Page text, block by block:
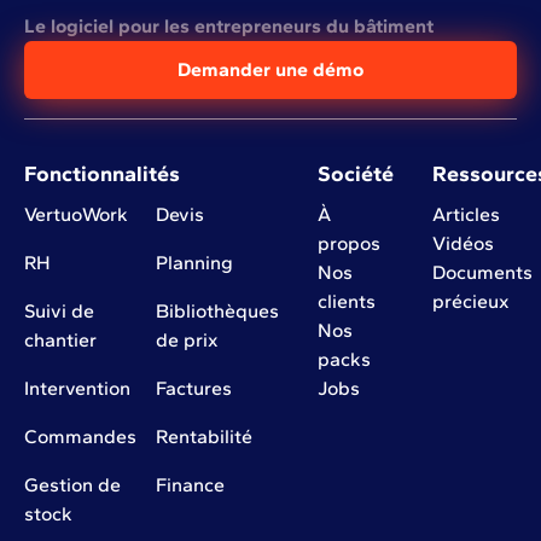
Le logiciel pour les entrepreneurs du bâtiment
Demander une démo
Fonctionnalités
VertuoWork Devis
RH Planning
Suivi de
chantier
Bibliothèques
de prix
Intervention Factures
Commandes Rentabilité
Gestion de
stock
Finance
Société
À
propos
Nos
clients
Nos
packs
Jobs
Articles
Vidéos
Documents
précieux